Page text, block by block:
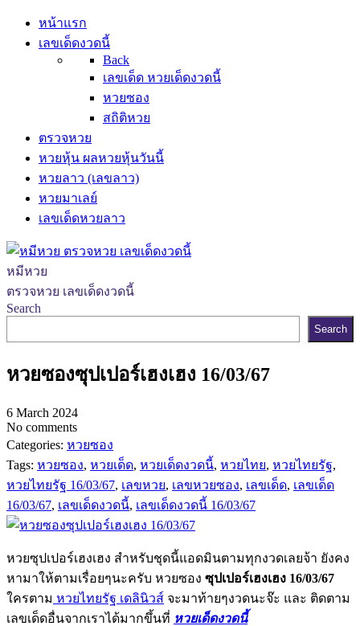
หน้าแรก
เลขเด็ดงวดนี้
Back
เลขเด็ด หวยเด็ดงวดนี้
หวยซอง
สถิติหวย
ตรวจหวย
หวยหุ้น ผลหวยหุ้นวันนี้
หวยลาว (เลขลาว)
หวยมาเลย์
เลขเด็ดหวยลาว
หมีหวย
ตรวจหวย เลขเด็ดงวดนี้
Search
Search
หวยซองซุปเปอร์เฮงเฮง 16/03/67
6 March 2024
No comments
Categories: หวยซอง
Tags: หวยซอง, หวยเด็ด, หวยเด็ดงวดนี้, หวยไทย, หวยไทยรัฐ,
หวยไทยรัฐ 16/03/67, เลขหวย, เลขหวยซอง, เลขเด็ด, เลขเด็ด
16/03/67, เลขเด็ดงวดนี้, เลขเด็ดงวดนี้ 16/03/67
หวยซุปเปอร์เฮงเฮง สำหรับชุดนี้แอดมินตามทุกงวดเลยจ้า ยังคง
หามาให้ตามเรื่อยๆนะครับ หวยซอง ซุปเปอร์เฮงเฮง 16/03/67
ใครตาม หวยไทยรัฐ เดลินิวส์ จะมาท้ายๆงวดนะจ๊ะ และ ติดตาม
เลขเด็ดอื่นจากเราได้มากขึ้นที่ หวยเด็ดงวดนี้